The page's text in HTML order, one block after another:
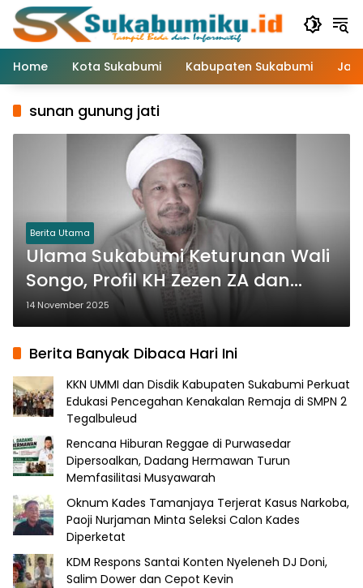
Langsung
konten
Home
Kota Sukabumi Kabupaten Sukabumi
sunan gunung jati
Berita Utama
Ulama Sukabumi Keturunan Wali
Songo, Profil KH Zezen ZA dan
Wasiatnya Untuk Umat
14 November 2025
Berita Banyak Dibaca Hari Ini
KKN UMMI dan Disdik Kabupaten Sukabumi Perkuat
Edukasi Pencegahan Kenakalan Remaja di SMPN 2
Tegalbuleud
Rencana Hiburan Reggae di Purwasedar
Dipersoalkan, Dadang Hermawan Turun
Memfasilitasi Musyawarah
Oknum Kades Tamanjaya Terjerat Kasus Narkoba,
Paoji Nurjaman Minta Seleksi Calon Kades
Diperketat
KDM Respons Santai Konten Nyeleneh DJ Doni,
Salim Dower dan Cepot Kevin